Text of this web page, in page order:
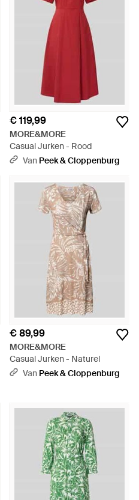
€ 119,99
MORE&MORE
Casual Jurken - Rood
Van Peek & Cloppenburg
€ 89,99
MORE&MORE
Casual Jurken - Naturel
Van Peek & Cloppenburg